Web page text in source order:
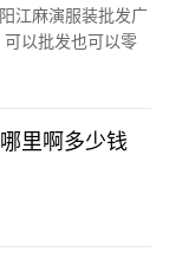
江麻演服装批发广
以批发也可以零
差得很远。一、
演工业区南路5
里啊多少钱